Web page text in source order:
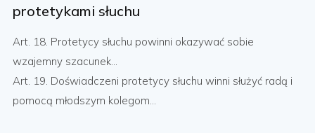
protetykami słuchu
Art. 18. Protetycy słuchu powinni okazywać sobie
wzajemny szacunek...
Art. 19. Doświadczeni protetycy słuchu winni służyć radą i
pomocą młodszym kolegom...